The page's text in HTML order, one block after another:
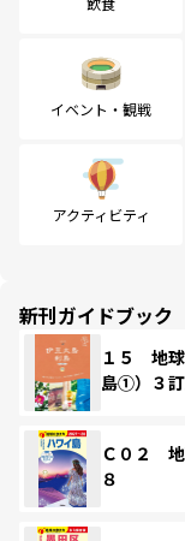
イベント・観戦
アクティビティ
新刊ガイドブック
１５ 地
島①）３
Ｃ０２
８